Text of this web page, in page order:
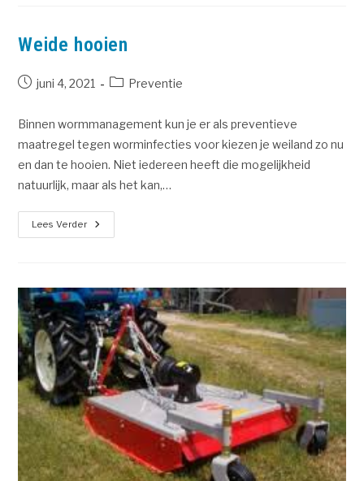
Weide hooien
juni 4, 2021 Preventie
Binnen wormmanagement kun je er als preventieve
maatregel tegen worminfecties voor kiezen je weiland zo nu
en dan te hooien. Niet iedereen heeft die mogelijkheid
natuurlijk, maar als het kan,…
Lees Verder